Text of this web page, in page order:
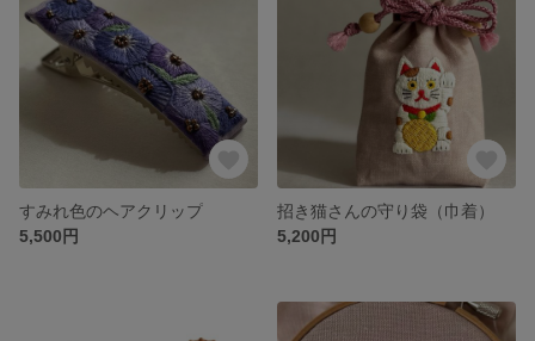
すみれ色のヘアクリップ
5,500円
招き猫さんの守り袋（巾着）
5,200円